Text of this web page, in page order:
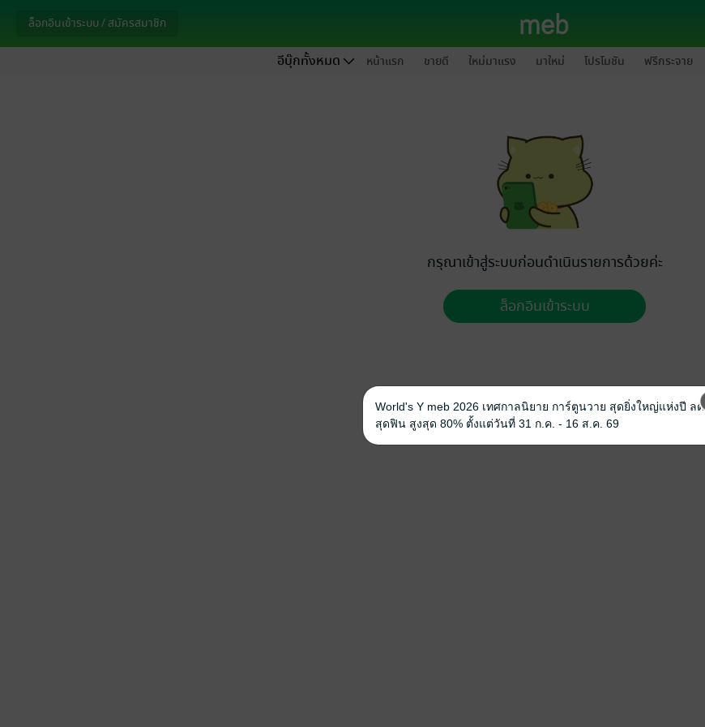
ล็อกอินเข้าระบบ / สมัครสมาชิก
อีบุ๊กทั้งหมด หน้าแรก ขายดี ใหม่มาแรง มาใหม่ โปรโมชัน ฟรีกระจาย
กรุณาเข้าสู่ระบบก่อนดำเนินรายการด้วยค่ะ
ล็อกอินเข้าระบบ
World's Y meb 2026 เทศกาลนิยาย การ์ตูนวาย สุดยิ่งใหญ่แห่งปี ลด
สุดฟิน สูงสุด 80% ตั้งแต่วันที่ 31 ก.ค. - 16 ส.ค. 69